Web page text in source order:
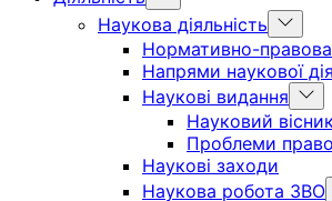
sub
menu
Наукова діяльність
Show
sub
menu
Нормативно-
Напрями наукової
Наукові видання
Show
sub
Науковий вісник
Проблеми
Наукові заходи
Наукова робота ЗВО